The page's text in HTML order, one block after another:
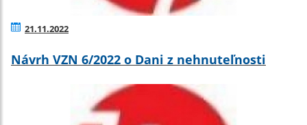
21.11.2022
Návrh VZN 6/2022 o Dani z nehnuteľnosti